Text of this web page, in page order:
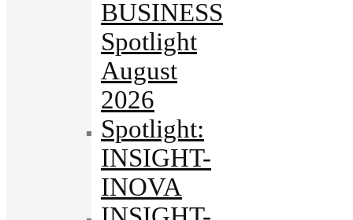
BUSINESS
Spotlight
August
2026
Spotlight:
INSIGHT-
INOVA